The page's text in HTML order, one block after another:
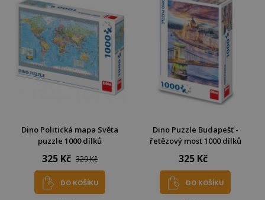
Dino Politická mapa Světa
puzzle 1000 dílků
325 Kč 329 Kč
DO KOŠÍKU
Dino Puzzle Budapešť -
řetězový most 1000 dílků
325 Kč
DO KOŠÍKU